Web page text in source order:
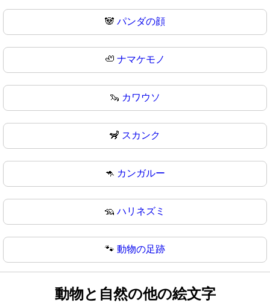
🐼 パンダの顔
🦥 ナマケモノ
🦦 カワウソ
🦨 スカンク
🦘 カンガルー
🦡 ハリネズミ
🐾 動物の足跡
動物と自然の他の絵文字